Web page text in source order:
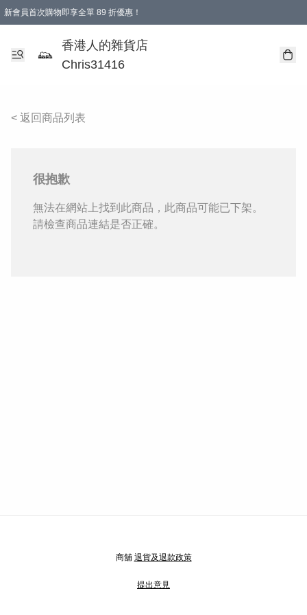
新會員首次購物即享全單 89 折優惠！
購物滿 HKD 499.00即享免運費優惠！（適用於 本地送貨、本地取貨 )
【滿 $300 專屬驚喜：無聲信物（最後一批）】
香港人的雜貨店
Chris31416
< 返回商品列表
很抱歉
無法在網站上找到此商品，此商品可能已下架。
請檢查商品連結是否正確。
商舖 退貨及退款政策
提出意見